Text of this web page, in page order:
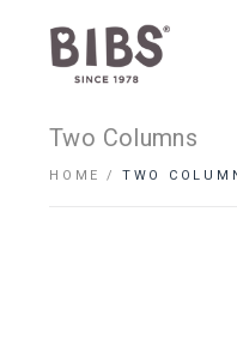
Two Columns
HOME TWO